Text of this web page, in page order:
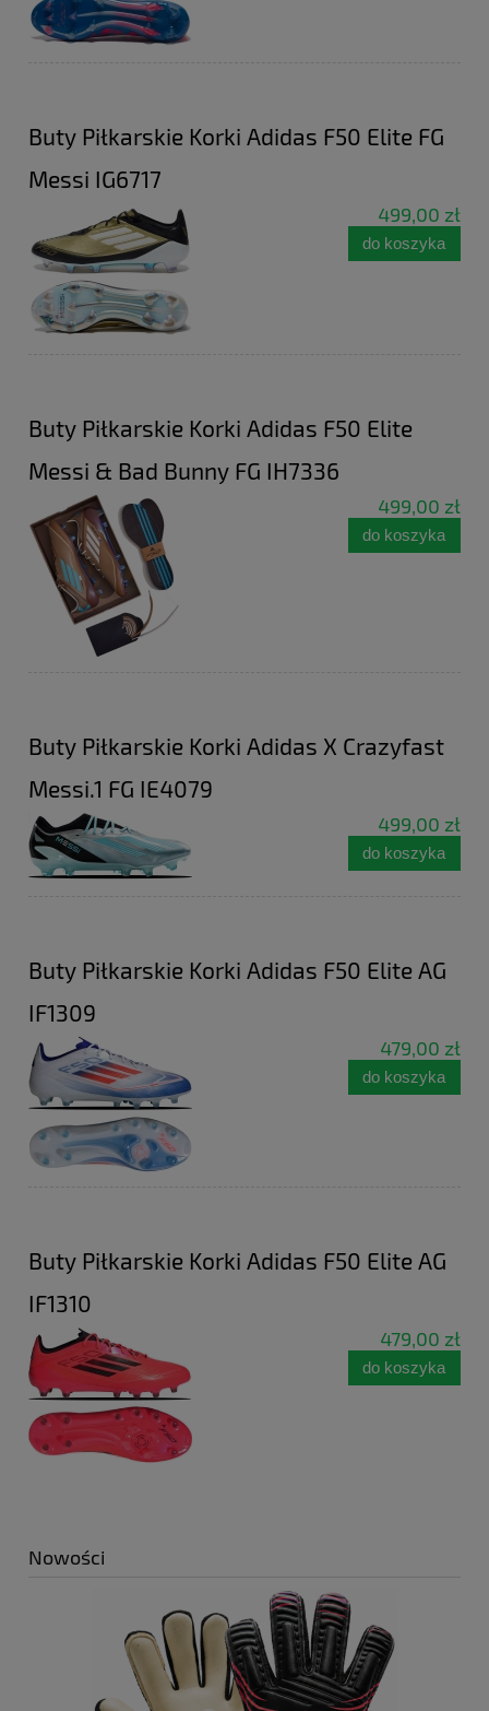
Buty Piłkarskie Korki Adidas F50 Elite FG
Messi IG6717
499,00 zł
do koszyka
Buty Piłkarskie Korki Adidas F50 Elite
Messi & Bad Bunny FG IH7336
499,00 zł
do koszyka
Buty Piłkarskie Korki Adidas X Crazyfast
Messi.1 FG IE4079
499,00 zł
do koszyka
Buty Piłkarskie Korki Adidas F50 Elite AG
IF1309
479,00 zł
do koszyka
Buty Piłkarskie Korki Adidas F50 Elite AG
IF1310
479,00 zł
do koszyka
Nowości